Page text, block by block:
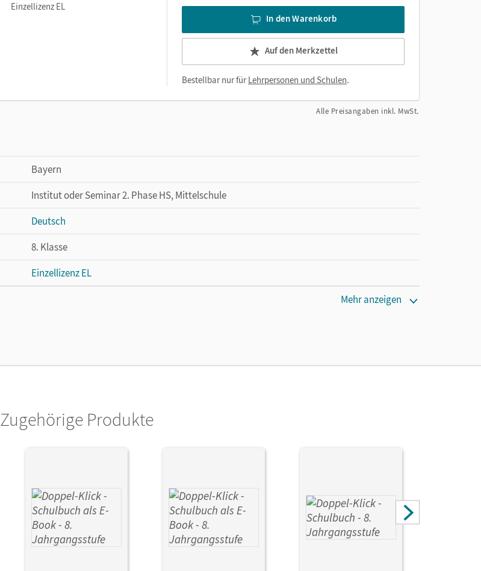
Einzellizenz EL
In den Warenkorb
Auf den Merkzettel
Bestellbar nur fürLehrpersonen und Schulen.
Alle Preisangaben inkl. MwSt.
Bayern
Institut oder Seminar 2. Phase HS, Mittelschule
Deutsch
8. Klasse
Einzellizenz EL
Mehr anzeigen
Zugehörige Produkte